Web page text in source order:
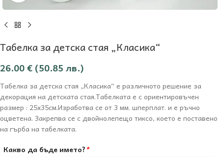
Табелка за детска стая „Класика“
26.00€ (50.85 лв.)
Табелка за детска стая „Класика“ е различното решение за
декорация на детската стая.Табелката е с ориентировъчен
размер : 25х35см.Изработва се от 3 мм. шперплат. и е ръчно
оцветена. Закрепва се с двойнолепещо тиксо, което е поставено
на гърба на табелката.
Какво да бъде името?*